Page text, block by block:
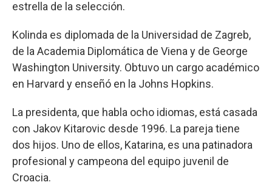
estrella de la selección.
Kolinda es diplomada de la Universidad de Zagreb,
de la Academia Diplomática de Viena y de George
Washington University. Obtuvo un cargo académico
en Harvard y enseñó en la Johns Hopkins.
La presidenta, que habla ocho idiomas, está casada
con Jakov Kitarovic desde 1996. La pareja tiene
dos hijos. Uno de ellos, Katarina, es una patinadora
profesional y campeona del equipo juvenil de
Croacia.